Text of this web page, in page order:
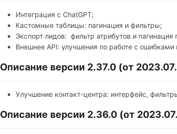
Интеграция с ChatGPT;
Кастомные таблицы: пагинация и фильтры;
Экспорт лидов: фильтр атрибутов и пагинация
Внешнее API: улучшения по работе с
Описание версии 2.37.0 (от
Улучшение контакт-центра: интерфейс,
Описание версии 2.36.0 (от